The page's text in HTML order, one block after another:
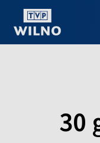
30